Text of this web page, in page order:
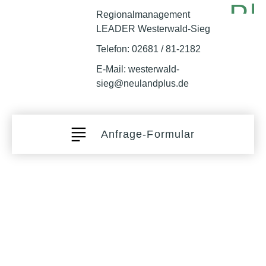
Regionalmanagement
LEADER Westerwald-Sieg
Telefon: 02681 / 81-2182
E-Mail: westerwald-
sieg@neulandplus.de
Anfrage-Formular